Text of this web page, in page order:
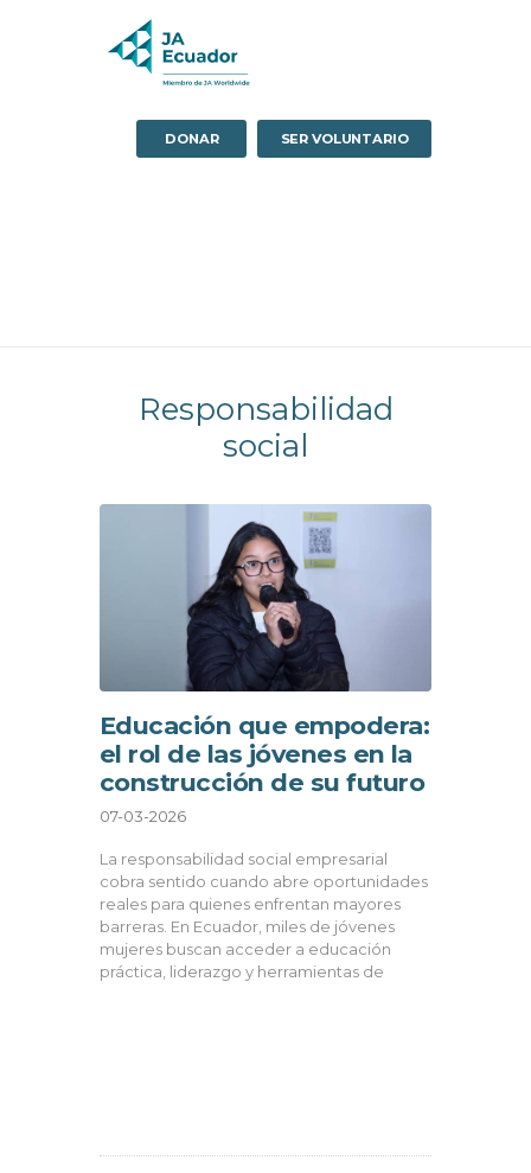
DONAR SER VOLUNTARIO
Responsabilidad
social
Educación que empodera:
el rol de las jóvenes en la
construcción de su futuro
07-03-2026
La responsabilidad social empresarial
cobra sentido cuando abre oportunidades
reales para quienes enfrentan mayores
barreras. En Ecuador, miles de jóvenes
mujeres buscan acceder a educación
práctica, liderazgo y herramientas de